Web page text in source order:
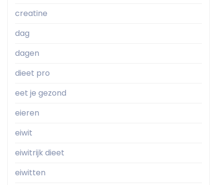
creatine
dag
dagen
dieet pro
eet je gezond
eieren
eiwit
eiwitrijk dieet
eiwitten